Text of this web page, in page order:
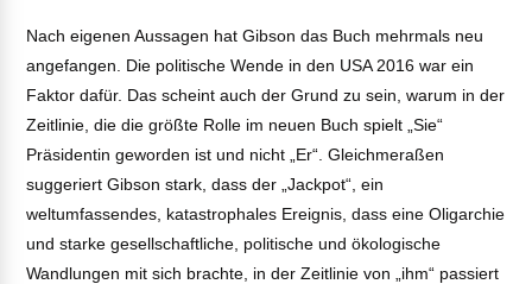
Nach eigenen Aussagen hat Gibson das Buch mehrmals neu
angefangen. Die politische Wende in den USA 2016 war ein
Faktor dafür. Das scheint auch der Grund zu sein, warum in der
Zeitlinie, die die größte Rolle im neuen Buch spielt „Sie“
Präsidentin geworden ist und nicht „Er“. Gleichmeraßen
suggeriert Gibson stark, dass der „Jackpot“, ein
weltumfassendes, katastrophales Ereignis, dass eine Oligarchie
und starke gesellschaftliche, politische und ökologische
Wandlungen mit sich brachte, in der Zeitlinie von „ihm“ passiert